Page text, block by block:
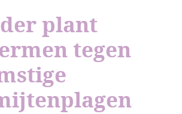
plant
tegen